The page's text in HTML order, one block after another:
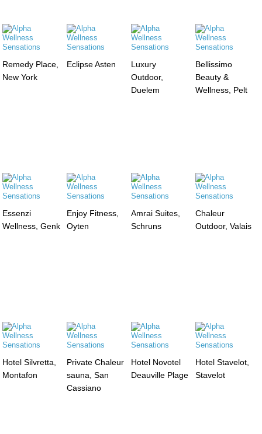
Remedy Place,
New York
Eclipse Asten
Luxury
Outdoor,
Duelem
Bellissimo
Beauty &
Wellness, Pelt
Essenzi
Wellness, Genk
Enjoy Fitness,
Oyten
Amrai Suites,
Schruns
Chaleur
Outdoor, Valais
Hotel Silvretta,
Montafon
Private Chaleur
sauna, San
Cassiano
Hotel Novotel
Deauville Plage
Hotel Stavelot,
Stavelot